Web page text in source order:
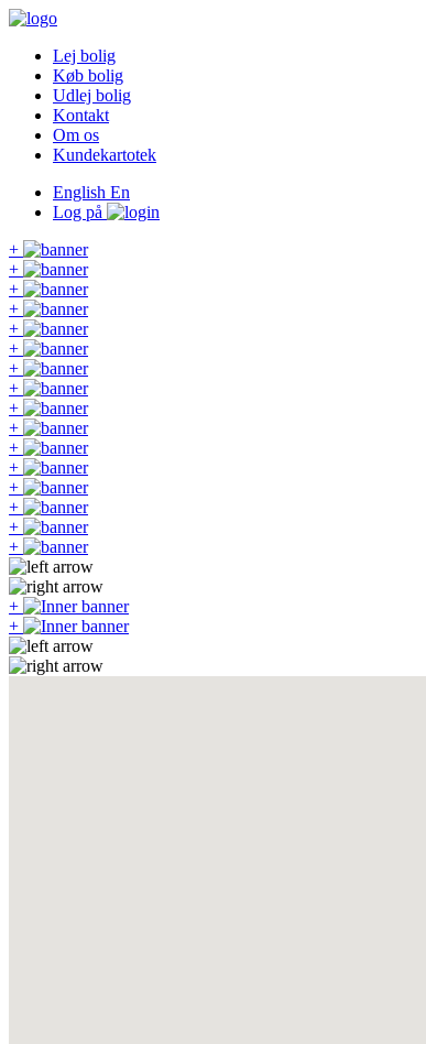
Lej bolig
Køb bolig
Udlej bolig
Kontakt
Om os
Kundekartotek
English En
Log på
+
+
+
+
+
+
+
+
+
+
+
+
+
+
+
+
+
+